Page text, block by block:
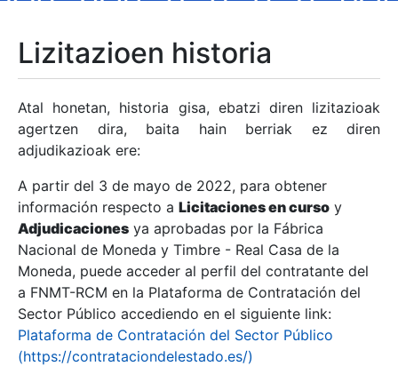
Erakutsi/Ezkutatu
Erakutsi/Ezkutatu
Erakutsi/Ezkutatu
Erakutsi/Ezkutatu
Lizitazioen historia
Atal honetan, historia gisa, ebatzi diren lizitazioak
agertzen dira, baita hain berriak ez diren
adjudikazioak ere:
A partir del 3 de mayo de 2022, para obtener
información respecto a Licitaciones en curso y
Adjudicaciones ya aprobadas por la Fábrica
Nacional de Moneda y Timbre - Real Casa de la
Moneda, puede acceder al perfil del contratante del
a FNMT-RCM en la Plataforma de Contratación del
Sector Público accediendo en el siguiente link:
Plataforma de Contratación del Sector Público
(https://contrataciondelestado.es/)